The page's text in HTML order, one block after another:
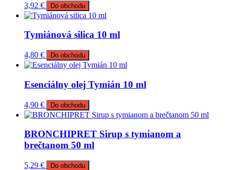
3,92 € Do obchodu
Tymiánová silica 10 ml
4,80 € Do obchodu
Esenciálny olej Tymián 10 ml
4,90 € Do obchodu
BRONCHIPRET Sirup s tymianom a
brečtanom 50 ml
5,29 € Do obchodu